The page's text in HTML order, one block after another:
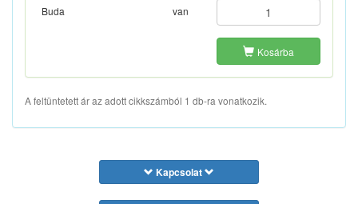
Buda
van
Kosárba
A feltüntetett ár az adott cikkszámból 1 db-ra vonatkozik.
Kapcsolat